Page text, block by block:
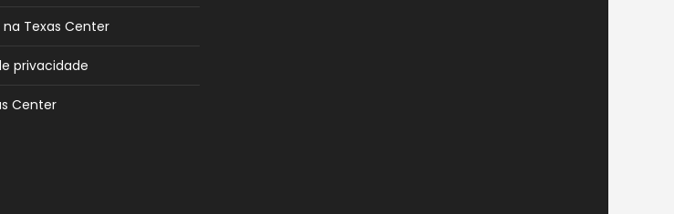
na Texas Center
privacidade
Center